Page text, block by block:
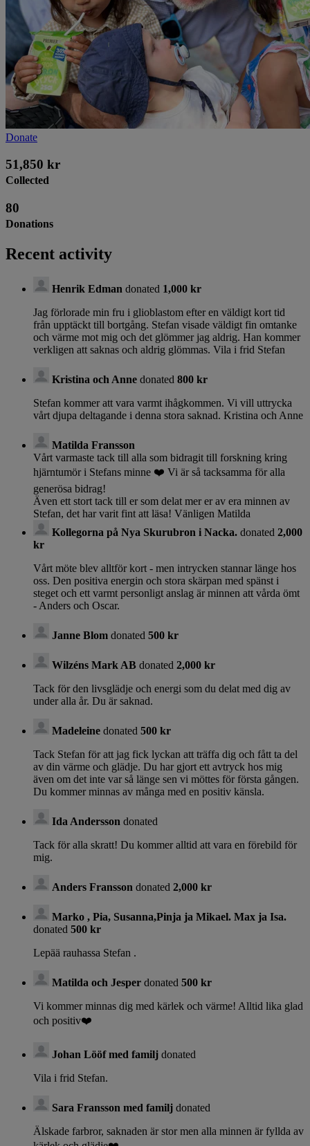
Donate
51,850 kr
Collected
80
Donations
Recent activity
Henrik Edman donated 1,000 kr
Jag förlorade min fru i glioblastom efter en väldigt kort tid
från upptäckt till bortgång. Stefan visade väldigt fin omtanke
och värme mot mig och det glömmer jag aldrig. Han kommer
verkligen att saknas och aldrig glömmas. Vila i frid Stefan
Kristina och Anne donated 800 kr
Stefan kommer att vara varmt ihågkommen. Vi vill uttrycka
vårt djupa deltagande i denna stora saknad. Kristina och Anne
Matilda Fransson
Vårt varmaste tack till alla som bidragit till forskning kring
hjärntumör i Stefans minne ❤️ Vi är så tacksamma för alla
generösa bidrag!
Även ett stort tack till er som delat mer er av era minnen av
Stefan, det har varit fint att läsa! Vänligen Matilda
Kollegorna på Nya Skurubron i Nacka. donated 2,000
kr
Vårt möte blev alltför kort - men intrycken stannar länge hos
oss. Den positiva energin och stora skärpan med spänst i
steget och ett varmt personligt anslag är minnen att vårda ömt
- Anders och Oscar.
Janne Blom donated 500 kr
Wilzéns Mark AB donated 2,000 kr
Tack för den livsglädje och energi som du delat med dig av
under alla år. Du är saknad.
Madeleine donated 500 kr
Tack Stefan för att jag fick lyckan att träffa dig och fått ta del
av din värme och glädje. Du har gjort ett avtryck hos mig
även om det inte var så länge sen vi möttes för första gången.
Du kommer minnas av många med en positiv känsla.
Ida Andersson donated
Tack för alla skratt! Du kommer alltid att vara en förebild för
mig.
Anders Fransson donated 2,000 kr
Marko , Pia, Susanna,Pinja ja Mikael. Max ja Isa.
donated 500 kr
Lepää rauhassa Stefan .
Matilda och Jesper donated 500 kr
Vi kommer minnas dig med kärlek och värme! Alltid lika glad
och positiv❤️
Johan Lööf med familj donated
Vila i frid Stefan.
Sara Fransson med familj donated
Älskade farbror, saknaden är stor men alla minnen är fyllda av